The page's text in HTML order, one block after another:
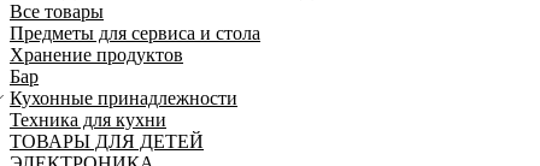
Все товары
Предметы для сервиса и стола
Хранение продуктов
Бар
Кухонные принадлежности
Техника для кухни
ТОВАРЫ ДЛЯ ДЕТЕЙ